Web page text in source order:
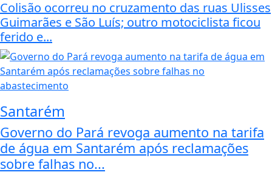
Colisão ocorreu no cruzamento das ruas Ulisses
Guimarães e São Luís; outro motociclista ficou
ferido e...
Santarém
Governo do Pará revoga aumento na tarifa
de água em Santarém após reclamações
sobre falhas no...